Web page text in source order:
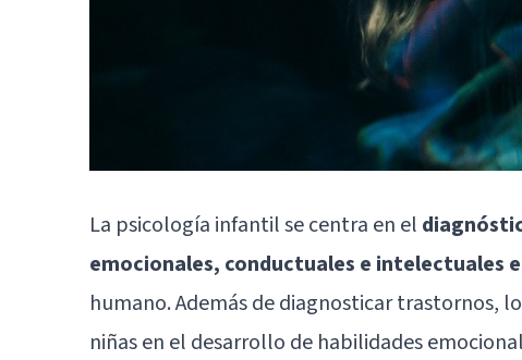
La psicología infantil se centra en el
emocionales, conductuales e intelectuales
humano. Además de diagnosticar trastornos,
niñas en el desarrollo de habilidades